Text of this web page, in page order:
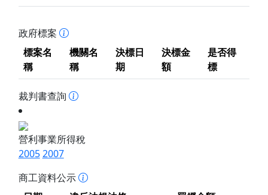
政府標案
標案名
稱
機關名
稱
決標日
期
決標金
額
是否得
標
裁判書查詢
營利事業所得稅
20052007
商工資料公示